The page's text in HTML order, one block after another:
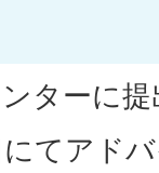
ターに
てアド